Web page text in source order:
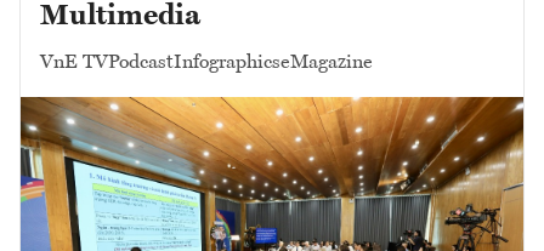
Multimedia
VnE TVPodcastInfographicseMagazine